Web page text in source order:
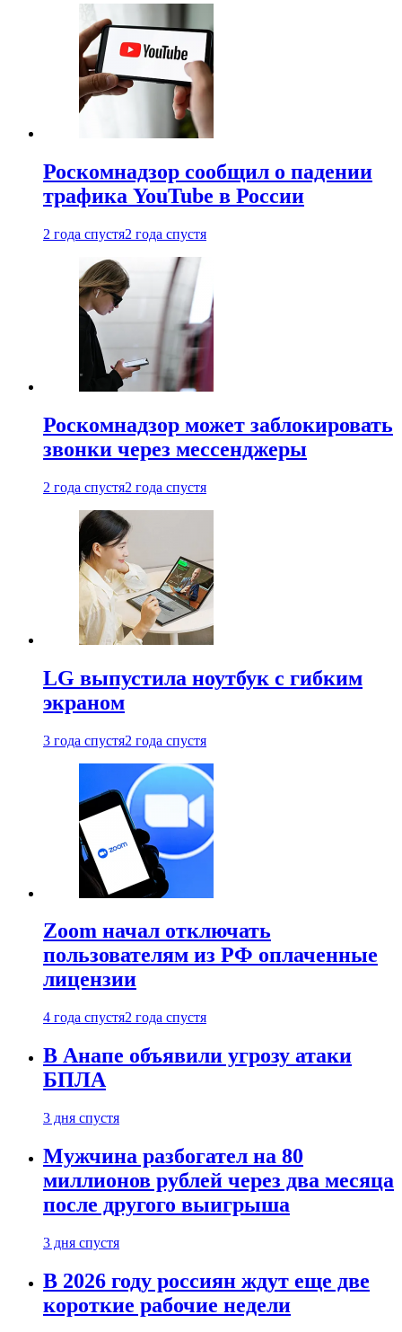
Роскомнадзор сообщил о падении
трафика YouTube в России
2 года спустя2 года спустя
Роскомнадзор может заблокировать
звонки через мессенджеры
2 года спустя2 года спустя
LG выпустила ноутбук с гибким
экраном
3 года спустя2 года спустя
Zoom начал отключать
пользователям из РФ оплаченные
лицензии
4 года спустя2 года спустя
В Анапе объявили угрозу атаки
БПЛА
3 дня спустя
Мужчина разбогател на 80
миллионов рублей через два месяца
после другого выигрыша
3 дня спустя
В 2026 году россиян ждут еще две
короткие рабочие недели